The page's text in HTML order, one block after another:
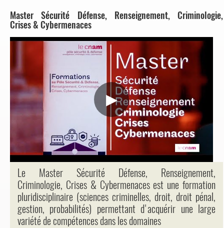
Master Sécurité Défense, Renseignement, Criminologie,
Crises & Cybermenaces
▶
Le Master Sécurité Défense, Renseignement,
Criminologie, Crises & Cybermenaces est une formation
pluridisciplinaire (sciences criminelles, droit, droit pénal,
gestion, probabilités) permettant d'acquérir une large
variété de compétences dans les domaines